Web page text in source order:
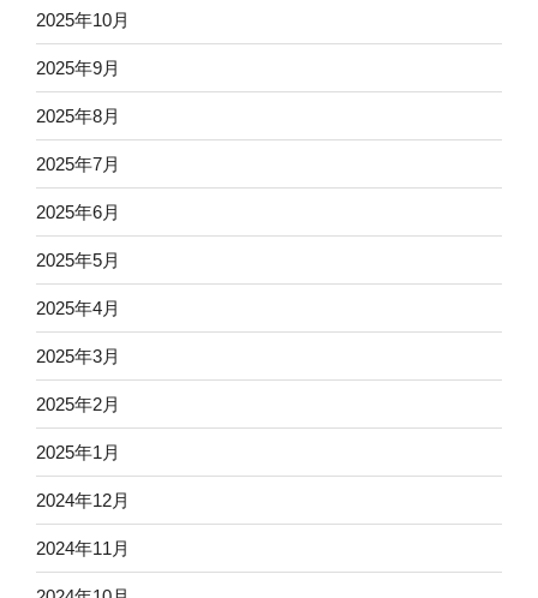
2025年10月
2025年9月
2025年8月
2025年7月
2025年6月
2025年5月
2025年4月
2025年3月
2025年2月
2025年1月
2024年12月
2024年11月